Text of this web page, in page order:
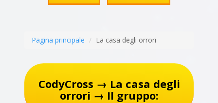
Pagina principale La casa degli orrori
CodyCross → La casa degli
orrori → Il gruppo: